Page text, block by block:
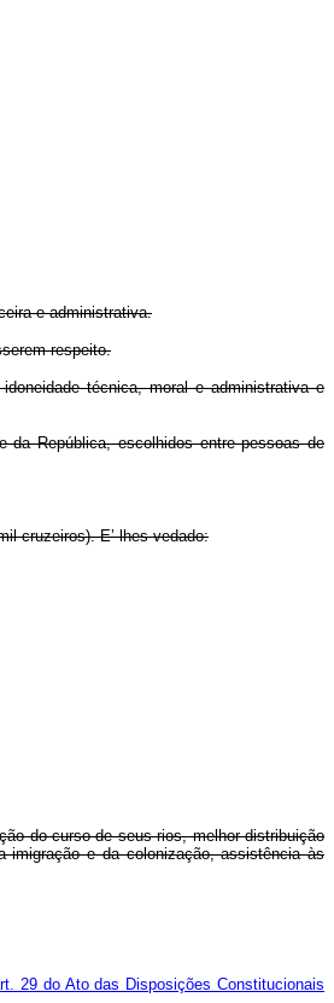
e administrativa.
respeito.
técnica, moral e administrativa e
da República, escolhidos entre pessoas de
cruzeiros). E’-lhes vedado:
do curso de seus rios, melhor distribuição
imigração e da colonização, assistência às
29 do Ato das Disposições Constitucionais